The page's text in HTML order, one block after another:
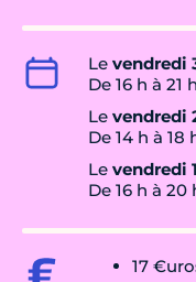
Le vendredi
De 16 h à 21 h
Le vendredi
De 14 h à 18
Le vendredi
De 16 h à 20
17